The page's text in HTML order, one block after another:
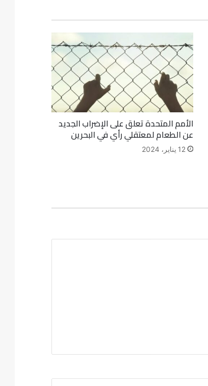
الأمم المتحدة تعلق على الإضراب الجديد
عن الطعام لمعتقلي رأي في البحرين
12 يناير، 2024